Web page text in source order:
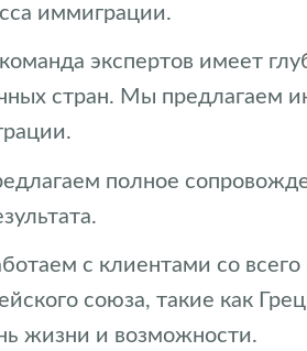
иммиграции.
экспертов имеет
стран. Мы предлагаем
полное
с клиентами со
союза, такие как
жизни и возможности.